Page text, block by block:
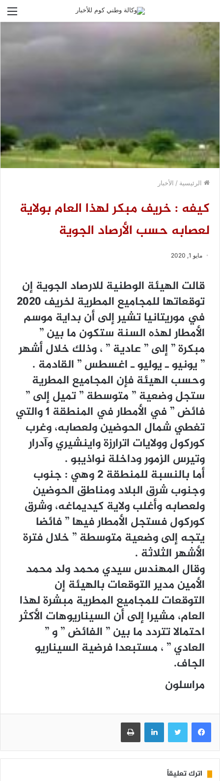
الرئيسية / الأخبار
كيفه : خريف مبكر لهذا العام بولاية
لعصابه حسب الأرصاد الجوية
مايو 1, 2020
ﻗﺎﻟﺖ ﺍﻟﻬﻴﺌﺔ ﺍﻟﻮﻃﻨﻴﺔ ﻟﻼﺭﺻﺎﺩ ﺍﻟﺠﻮﻳﺔ ﺇﻥ
ﺗﻮﻗﻌﺎﺗﻬﺎ ﻟﻠﻤﺠﺎﻣﻴﻊ ﺍﻟﻤﻄﺮﻳﺔ ﻟﺨﺮﻳﻒ 2020
ﻓﻲ ﻣﻮﺭﻳﺘﺎﻧﻴﺎ ﺗﺸﻴﺮ ﺇﻟﻰ ﺃﻥ ﺑﺪﺍﻳﺔ ﻣﻮﺳﻢ
ﺍﻷﻣﻄﺎﺭ ﻟﻬﺬﻩ ﺍﻟﺴﻨﺔ ﺳﺘﻜﻮﻥ ﻣﺎ ﺑﻴﻦ ”
ﻣﺒﻜﺮﺓ ” ﺇﻟﻰ ” ﻋﺎﺩﻳﺔ ” ، ﻭﺫﻟﻚ ﺧﻼﻝ ﺃﺷﻬﺮ
” ﻳﻮﻧﻴﻮ ـ ﻳﻮﻟﻴﻮ ـ ﺍﻏﺴﻄﺲ ” ﺍﻟﻘﺎﺩﻣﺔ .
ﻭﺣﺴﺐ ﺍﻟﻬﻴﺌﺔ ﻓﺈﻥ ﺍﻟﻤﺠﺎﻣﻴﻊ ﺍﻟﻤﻄﺮﻳﺔ
ﺳﺘﺠﻞ ﻭﺿﻌﻴﺔ ” ﻣﺘﻮﺳﻄﺔ ” ﺗﻤﻴﻞ ﺇﻟﻰ ”
ﻓﺎﺋﺾ ” ﻓﻲ ﺍﻷﻣﻄﺎﺭ ﻓﻲ ﺍﻟﻤﻨﻄﻘﺔ 1 ﻭﺍﻟﺘﻲ
ﺗﻐﻄﻲ ﺷﻤﺎﻝ ﺍﻟﺤﻮﺿﻴﻦ ﻭﻟﻌﺼﺎﺑﻪ، ﻭﻏﺮﺏ
ﻛﻮﺭﻛﻮﻝ ﻭﻭﻻﻳﺎﺕ ﺍﺗﺮﺍﺭﺯﺓ ﻭﺍﻳﻨﺸﻴﺮﻱ ﻭﺁﺩﺭﺍﺭ
ﻭﺗﻴﺮﺱ ﺍﻟﺰﻣﻮﺭ ﻭﺩﺍﺧﻠﺔ ﻧﻮﺍﺫﻳﺒﻮ .
ﺃﻣﺎ ﺑﺎﻟﻨﺴﺒﺔ ﻟﻠﻤﻨﻄﻘﺔ 2 ﻭﻫﻲ : ﺟﻨﻮﺏ
ﻭﺟﻨﻮﺏ ﺷﺮﻕ ﺍﻟﺒﻼﺩ ﻭﻣﻨﺎﻃﻖ ﺍﻟﺤﻮﺿﻴﻦ
ﻭﻟﻌﺼﺎﺑﻪ ﻭﺃﻏﻠﺐ ﻭﻻﻳﺔ ﻛﻴﺪﻳﻤﺎﻏﻪ، ﻭﺷﺮﻕ
ﻛﻮﺭﻛﻮﻝ ﻓﺴﺘﺠﻞ ﺍﻷﻣﻄﺎﺭ ﻓﻴﻬﺎ ” ﻓﺎﺋﻀﺎ
ﻳﺘﺠﻪ ﺇﻟﻰ ﻭﺿﻌﻴﺔ ﻣﺘﻮﺳﻄﺔ ” ﺧﻼﻝ ﻓﺘﺮﺓ
ﺍﻷﺷﻬﺮ ﺍﻟﺜﻼﺛﺔ .
ﻭﻗﺎﻝ ﺍﻟﻤﻬﻨﺪﺱ ﺳﻴﺪﻱ ﻣﺤﻤﺪ ﻭﻟﺪ ﻣﺤﻤﺪ
ﺍﻷﻣﻴﻦ ﻣﺪﻳﺮ ﺍﻟﺘﻮﻗﻌﺎﺕ ﺑﺎﻟﻬﻴﺌﺔ ﺇﻥ
ﺍﻟﺘﻮﻗﻌﺎﺕ ﻟﻠﻤﺠﺎﻣﻴﻊ ﺍﻟﻤﻄﺮﻳﺔ ﻣﺒﺸﺮﺓ ﻟﻬﺬﺍ
ﺍﻟﻌﺎﻡ، ﻣﺸﻴﺮﺍ ﺇﻟﻰ ﺃﻥ ﺍﻟﺴﻴﻨﺎﺭﻳﻮﻫﺎﺕ ﺍﻷﻛﺜﺮ
ﺍﺣﺘﻤﺎﻻ ﺗﺘﺮﺩﺩ ﻣﺎ ﺑﻴﻦ ” ﺍﻟﻔﺎﺋﺾ ” ﻭ ”
ﺍﻟﻌﺎﺩﻱ ” ، ﻣﺴﺘﺒﻌﺪﺍ ﻓﺮﺿﻴﺔ ﺍﻟﺴﻴﻨﺎﺭﻳﻮ
ﺍﻟﺠﺎﻑ.
مراسلون
فيسبوك تويتر لينكدإن طباعة
اترك تعليقاً